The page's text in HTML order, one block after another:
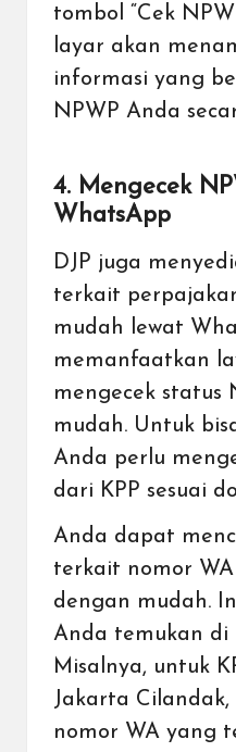
tombol “Cek
layar akan
informasi yang
NPWP Anda
4. Mengecek
WhatsApp
DJP juga
terkait
mudah lewat
memanfaatkan
mengecek status
mudah. Untuk
Anda perlu
dari KPP sesuai
Anda dapat
terkait nomor
dengan mudah.
Anda temukan di
Misalnya, untuk
Jakarta
nomor WA yang